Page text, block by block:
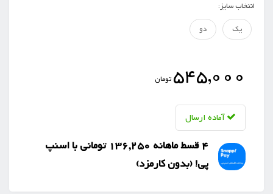
انتخاب سایز:
یک
دو
545,000 تومان
آماده ارسال
4 قسط ماهانه 136,250 تومانی با اسنپ
‌پی! (بدون کارمزد)